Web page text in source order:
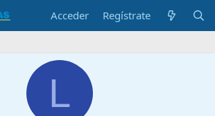
Acceder Regístrate
L